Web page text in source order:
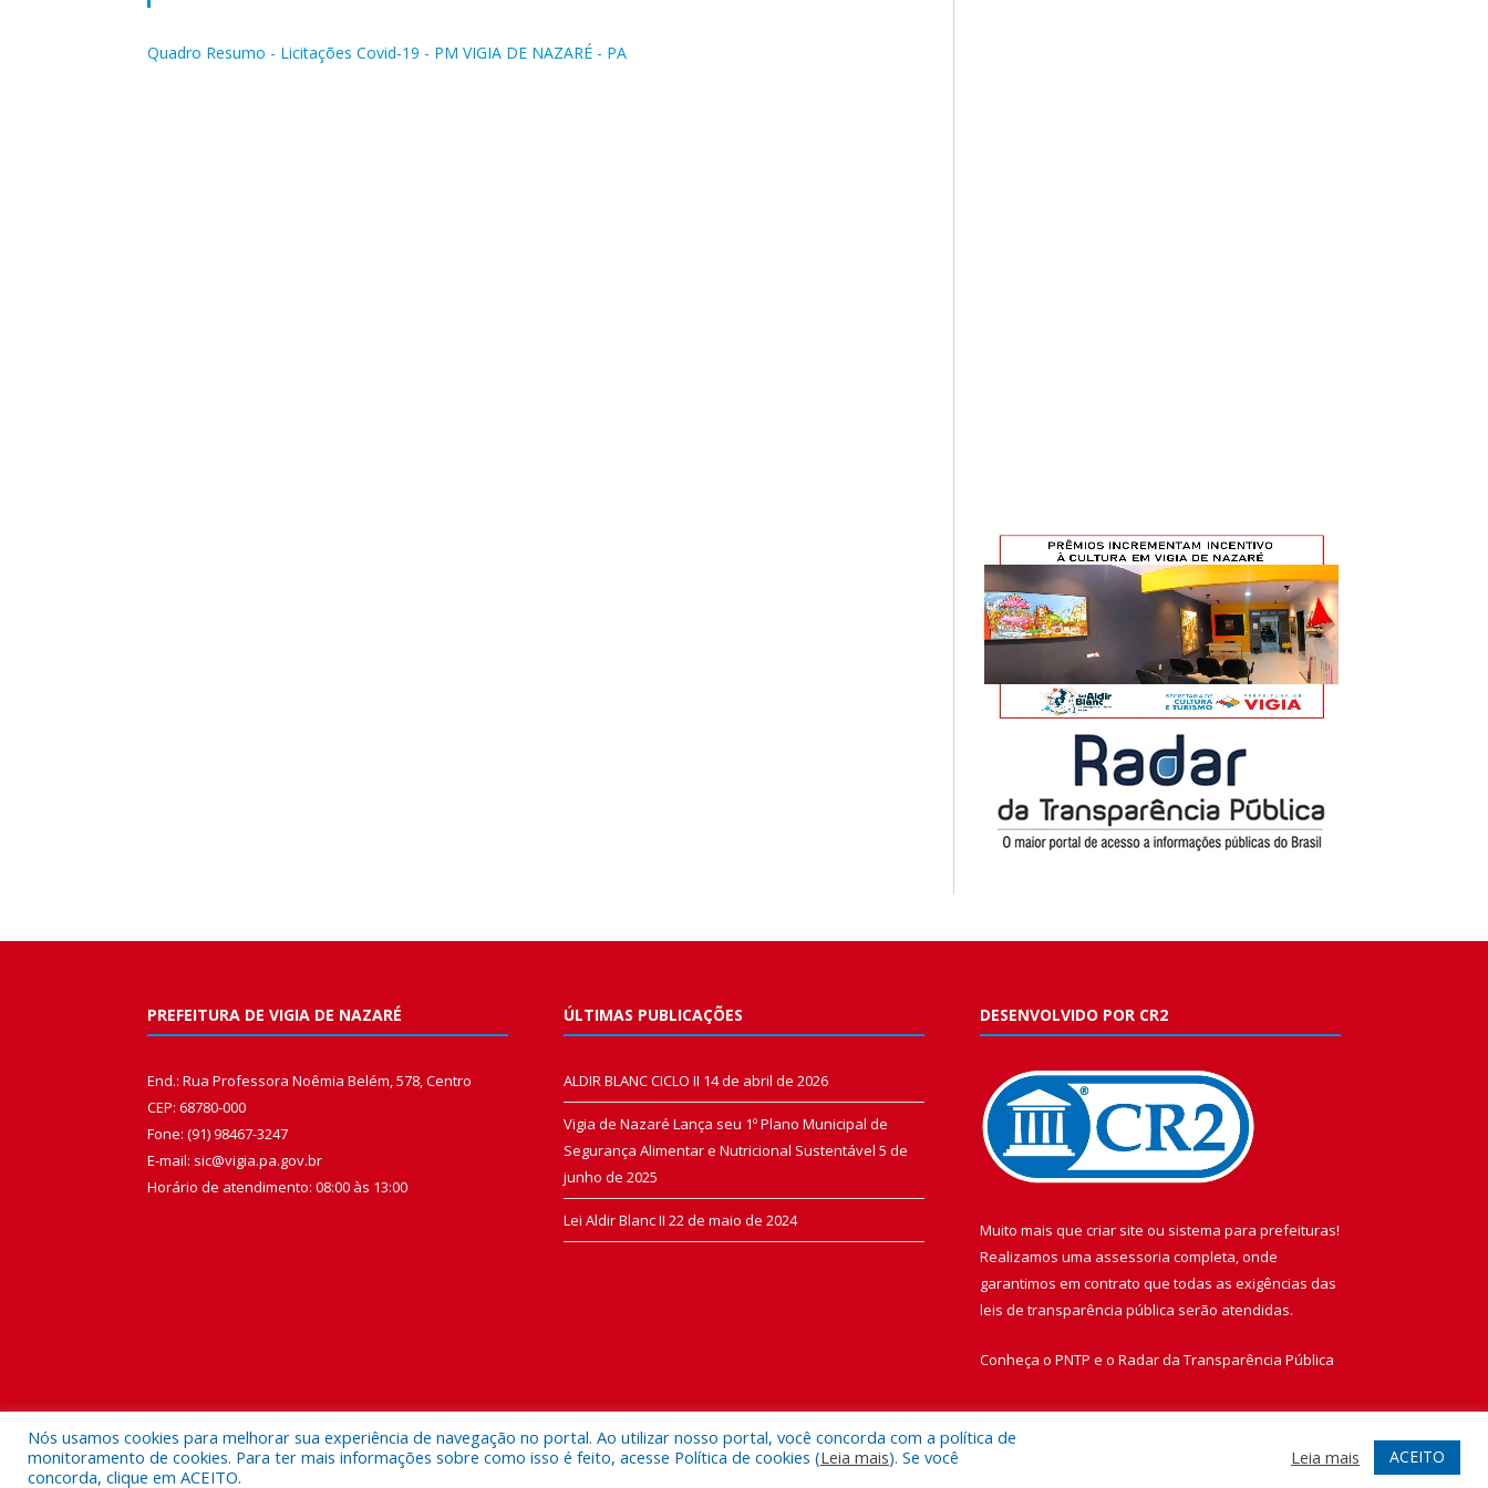
Quadro Resumo - Licitações Covid-19 - PM VIGIA DE NAZARÉ - PA
PREFEITURA DE VIGIA DE NAZARÉ
End.: Rua Professora Noêmia Belém, 578, Centro
CEP: 68780-000
Fone: (91) 98467-3247
E-mail: sic@vigia.pa.gov.br
Horário de atendimento: 08:00 às 13:00
ÚLTIMAS PUBLICAÇÕES
ALDIR BLANC CICLO II 14 de abril de 2026
Vigia de Nazaré Lança seu 1º Plano Municipal de
Segurança Alimentar e Nutricional Sustentável 5 de
junho de 2025
Lei Aldir Blanc II 22 de maio de 2024
DESENVOLVIDO POR CR2
Muito mais que criar site ou sistema para prefeituras!
Realizamos uma assessoria completa, onde
garantimos em contrato que todas as exigências das
leis de transparência pública serão atendidas.
Conheça o PNTP e o Radar da Transparência Pública
Todos os direitos reservados a Prefeitura Municipal de Vigia de Nazaré.
Nós usamos cookies para melhorar sua experiência de navegação no portal. Ao utilizar nosso portal, você concorda com a política de
monitoramento de cookies. Para ter mais informações sobre como isso é feito, acesse Política de cookies (Leia mais). Se você
concorda, clique em ACEITO.
Leia mais ACEITO